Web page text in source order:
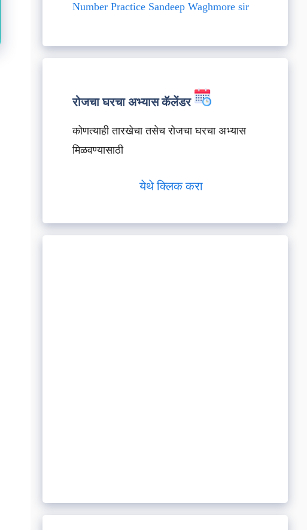
Number Practice Sandeep Waghmore sir
रोजचा घरचा अभ्यास कॅलेंडर
कोणत्याही तारखेचा तसेच रोजचा घरचा अभ्यास
मिळवण्यासाठी
येथे क्लिक करा